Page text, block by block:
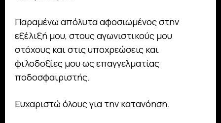
Παραμένω απόλυτα αφοσιωμένος στην
εξέλιξή μου, στους αγωνιστικούς μου
στόχους και στις υποχρεώσεις και
φιλοδοξίες μου ως επαγγελματίας
ποδοσφαιριστής.
Ευχαριστώ όλους για την κατανόηση.